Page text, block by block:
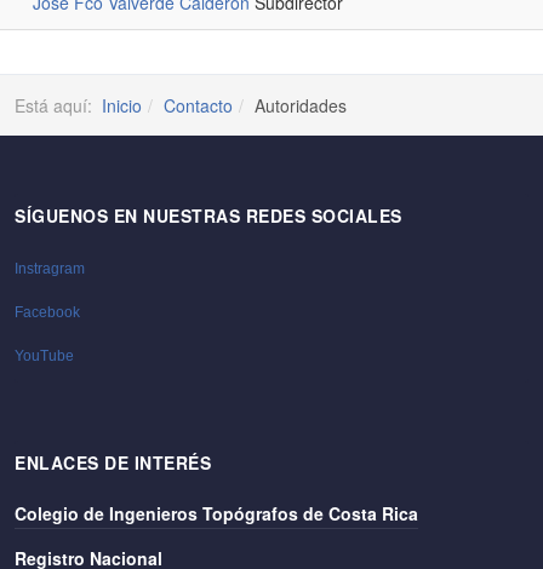
Está aquí: Inicio Contacto Autoridades
SÍGUENOS EN NUESTRAS REDES SOCIALES
Instragram
Facebook
YouTube
ENLACES DE INTERÉS
Colegio de Ingenieros Topógrafos de Costa Rica
Registro Nacional